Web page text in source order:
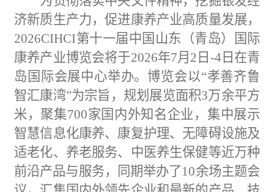
济新质生产力，促进康养产业高质量发展，
2026CIHCI第十一届中国山东（青岛）国际
康养产业博览会将于2026年7月2日-4日在青
岛国际会展中心举办。博览会以“孝善齐鲁
智汇康湾”为宗旨，规划展览面积3万余平方
米，聚集700家国内外知名企业，集中展示
智慧信息化康养、康复护理、无障碍设施及
适老化、养老服务、中医养生保健等近万种
前沿产品与服务，同期举办了10余场主题会